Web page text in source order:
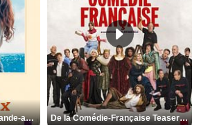
Les Matins merveilleux Bande-annonce VF De la Comédie-Française Teaser VF